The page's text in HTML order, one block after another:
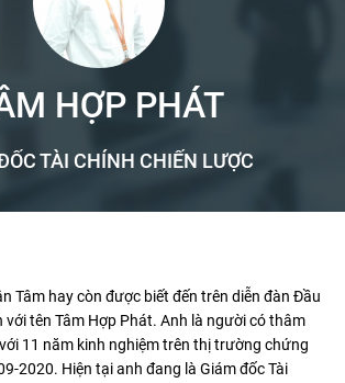
HỢP PHÁT
TÀI CHÍNH CHIẾN LƯỢC
Tâm hay còn được biết đến trên diễn đàn Đầu
với tên Tâm Hợp Phát. Anh là người có thâm
11 năm kinh nghiệm trên thị trường chứng
2020. Hiện tại anh đang là Giám đốc Tài